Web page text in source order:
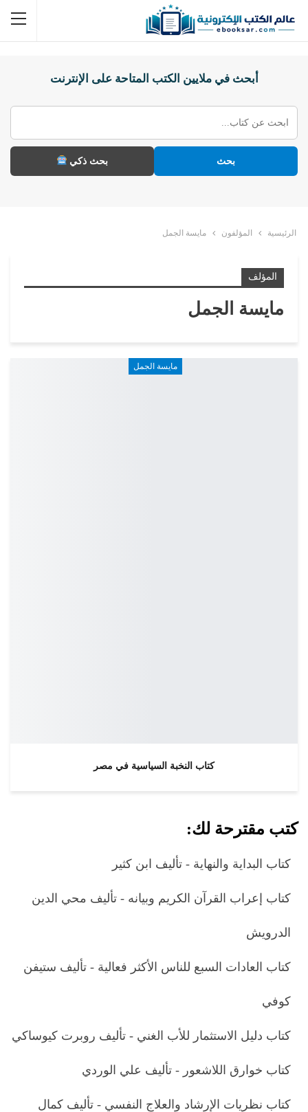
أبحث في ملايين الكتب المتاحة على الإنترنت
بحث بحث ذكي
الرئيسية المؤلفون مايسة الجمل
المؤلف
مايسة الجمل
مايسة الجمل
كتاب النخبة السياسية في مصر
كتب مقترحة لك:
كتاب البداية والنهاية - تأليف ابن كثير
كتاب إعراب القرآن الكريم وبيانه - تأليف محي الدين
الدرويش
كتاب العادات السبع للناس الأكثر فعالية - تأليف ستيفن
كوفي
كتاب دليل الاستثمار للأب الغني - تأليف روبرت كيوساكي
كتاب خوارق اللاشعور - تأليف علي الوردي
كتاب نظريات الإرشاد والعلاج النفسي - تأليف كمال